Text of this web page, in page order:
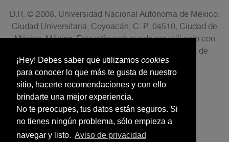
¡Hey! Debes saber que utilizamos cookies
para conocer lo que más te gusta de nuestro
sitio, hacerte recomendaciones y con ello
brindarte una mejor experiencia.
No te preocupes, tus datos están seguros. Si
no tienes ningún problema, sólo empieza a
navegar y listo. Aviso de privacidad
D.R. © 2008. Universidad Nacional Autónoma de México.
Ciudad Universitaria, Coyoacán, C. P. 04510, Ciudad de
México, México. Este sitio web puede ser utilizado con
fines no lucrativos siempre que se cite la fuente de
conformidad con el AVISO LEGAL.